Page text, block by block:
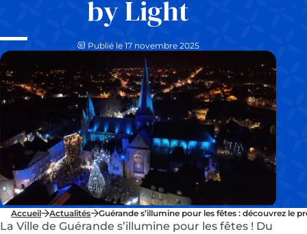
by Light
Publié le 17 novembre 2025
Accueil Actualités Guérande s’illumine pour les fêtes : découvrez le
La Ville de Guérande s’illumine pour les fêtes ! Du